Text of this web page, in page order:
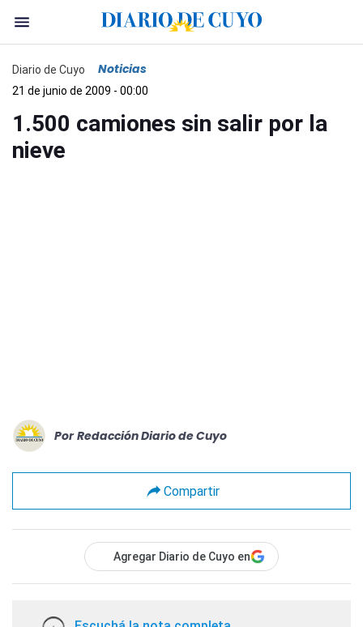
Diario de Cuyo Noticias
21 de junio de 2009 - 00:00
1.500 camiones sin salir por la
nieve
Por Redacción Diario de Cuyo
Compartir
Agregar Diario de Cuyo en